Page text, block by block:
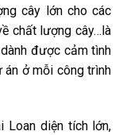
cây lớn cho các
chất lượng cây…là
được cảm tình
ở mỗi công trình
Loan diện tích lớn,